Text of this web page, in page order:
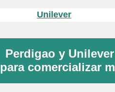
Unilever
Perdigao y
para comercializar